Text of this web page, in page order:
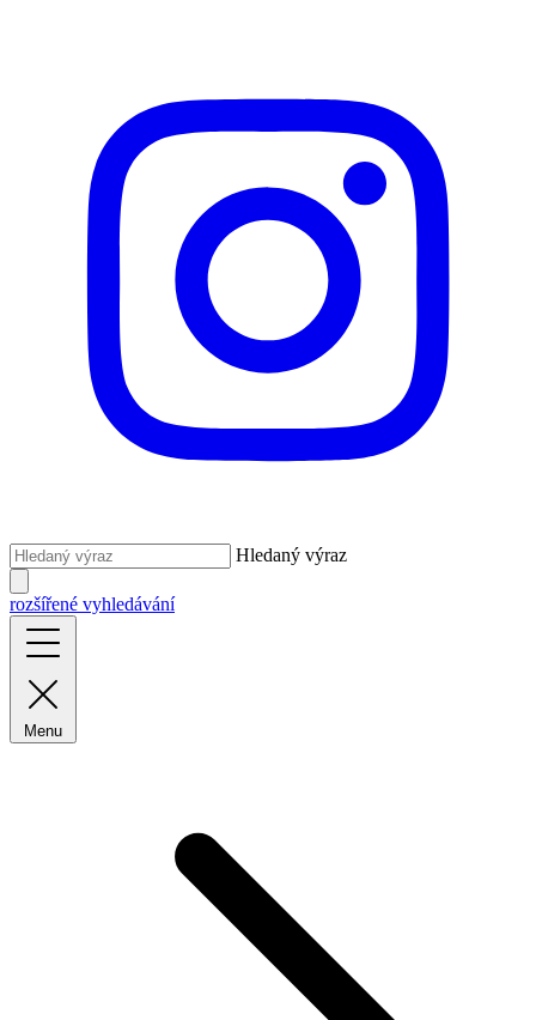
Hledaný výraz
rozšířené vyhledávání
Menu